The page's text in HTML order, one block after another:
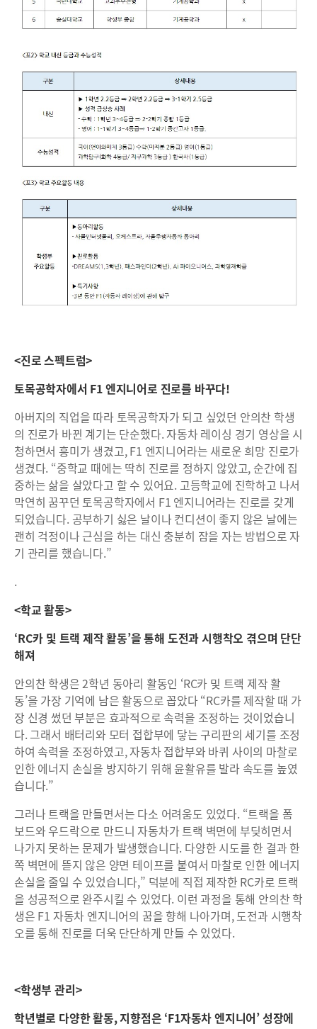
<진로 스펙트럼>
토목공학자에서 F1 엔지니어로 진로를 바꾸다!
아버지의 직업을 따라 토목공학자가 되고 싶었던 안의찬 학생
의 진로가 바뀐 계기는 단순했다. 자동차 레이싱 경기 영상을 시
청하면서 흥미가 생겼고, F1 엔지니어라는 새로운 희망 진로가
생겼다. “중학교 때에는 딱히 진로를 정하지 않았고, 순간에 집
중하는 삶을 살았다고 할 수 있어요. 고등학교에 진학하고 나서
막연히 꿈꾸던 토목공학자에서 F1 엔지니어라는 진로를 갖게
되었습니다. 공부하기 싫은 날이나 컨디션이 좋지 않은 날에는
괜히 걱정이나 근심을 하는 대신 충분히 잠을 자는 방법으로 자
기 관리를 했습니다.”
.
<학교 활동>
‘RC카 및 트랙 제작 활동’을 통해 도전과 시행착오 겪으며 단단
해져
안의찬 학생은 2학년 동아리 활동인 ‘RC카 및 트랙 제작 활
동’을 가장 기억에 남은 활동으로 꼽았다 “RC카를 제작할 때 가
장 신경 썼던 부분은 효과적으로 속력을 조정하는 것이었습니
다. 그래서 배터리와 모터 접합부에 닿는 구리판의 세기를 조정
하여 속력을 조정하였고, 자동차 접합부와 바퀴 사이의 마찰로
인한 에너지 손실을 방지하기 위해 윤활유를 발라 속도를 높였
습니다.”
그러나 트랙을 만들면서는 다소 어려움도 있었다. “트랙을 폼
보드와 우드락으로 만드니 자동차가 트랙 벽면에 부딪히면서
나가지 못하는 문제가 발생했습니다. 다양한 시도를 한 결과 한
쪽 벽면에 뜯지 않은 양면 테이프를 붙여서 마찰로 인한 에너지
손실을 줄일 수 있었습니다,” 덕분에 직접 제작한 RC카로 트랙
을 성공적으로 완주시킬 수 있었다. 이런 과정을 통해 안의찬 학
생은 F1 자동차 엔지니어의 꿈을 향해 나아가며, 도전과 시행착
오를 통해 진로를 더욱 단단하게 만들 수 있었다.
<학생부 관리>
학년별로 다양한 활동, 지향점은 ‘F1자동차 엔지니어’ 성장에